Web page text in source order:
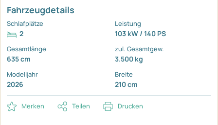
Fahrzeugdetails
Schlafplätze
2
Leistung
103 kW / 140 PS
Gesamtlänge
635 cm
zul. Gesamtgew.
3.500 kg
Modelljahr
2026
Breite
210 cm
Merken Teilen Drucken